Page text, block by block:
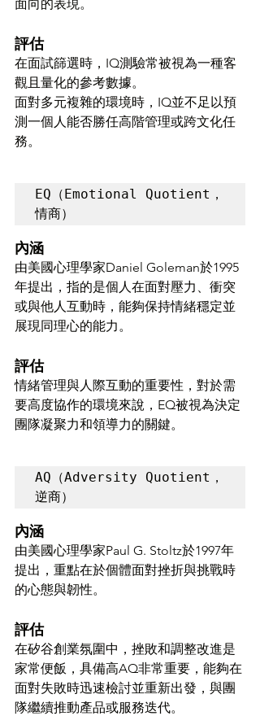
面向的表現。
評估
在面試篩選時，IQ測驗常被視為一種客
觀且量化的參考數據。
面對多元複雜的環境時，IQ並不足以預
測一個人能否勝任高階管理或跨文化任
務。
EQ（Emotional Quotient，
情商）
內涵
由美國心理學家Daniel Goleman於1995
年提出，指的是個人在面對壓力、衝突
或與他人互動時，能夠保持情緒穩定並
展現同理心的能力。
評估
情緒管理與人際互動的重要性，對於需
要高度協作的環境來說，EQ被視為決定
團隊凝聚力和領導力的關鍵。
AQ（Adversity Quotient，
逆商）
內涵
由美國心理學家Paul G. Stoltz於1997年
提出，重點在於個體面對挫折與挑戰時
的心態與韌性。
評估
在矽谷創業氛圍中，挫敗和調整改進是
家常便飯，具備高AQ非常重要，能夠在
面對失敗時迅速檢討並重新出發，與團
隊繼續推動產品或服務迭代。